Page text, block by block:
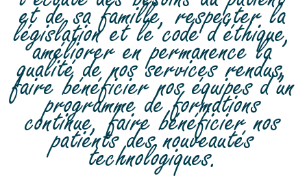
et de sa famille, respecter la
législation et le code d’éthique,
améliorer en permanence la
qualité de nos services rendus,
faire bénéficier nos équipes d’un
programme de formations
continue, faire bénéficier nos
patients des nouveautés
technologiques.